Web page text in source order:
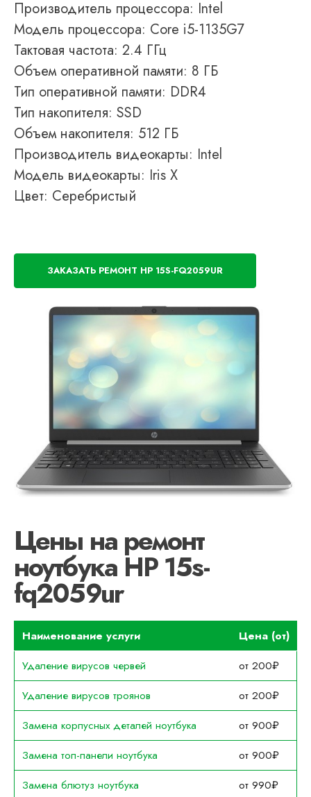
Производитель процессора: Intel
Модель процессора: Core i5-1135G7
Тактовая частота: 2.4 ГГц
Объем оперативной памяти: 8 ГБ
Тип оперативной памяти: DDR4
Тип накопителя: SSD
Объем накопителя: 512 ГБ
Производитель видеокарты: Intel
Модель видеокарты: Iris X
Цвет: Серебристый
ЗАКАЗАТЬ РЕМОНТ HP 15S-FQ2059UR
Цены на ремонт
ноутбука HP 15s-
fq2059ur
Наименование услуги
Цена (от)
Удаление вирусов червей
от 200₽
Удаление вирусов троянов
от 200₽
Замена корпусных деталей ноутбука
от 900₽
Замена топ-панели ноутбука
от 900₽
Замена блютуз ноутбука
от 990₽